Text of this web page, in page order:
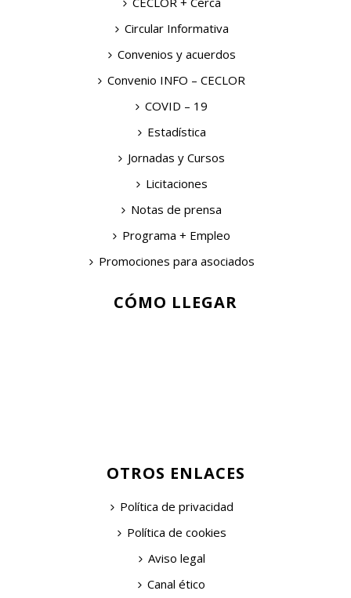
Circular Informativa
Convenios y acuerdos
Convenio INFO – CECLOR
COVID – 19
Estadística
Jornadas y Cursos
Licitaciones
Notas de prensa
Programa + Empleo
Promociones para asociados
CÓMO LLEGAR
OTROS ENLACES
Política de privacidad
Política de cookies
Aviso legal
Canal ético